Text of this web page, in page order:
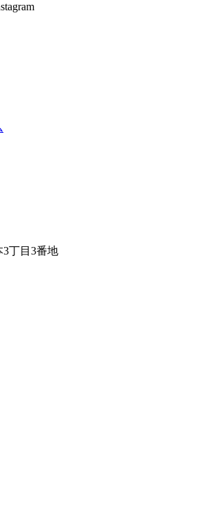
3丁目3番地